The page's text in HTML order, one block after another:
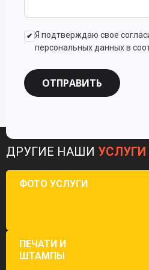
Я подтверждаю свое
персональных данных в
ОТПРАВИТЬ
ДРУГИЕ НАШИ УСЛУГИ
ФОТО УСЛУГИ
ПЕЧАТИ И
ШТАМПЫ